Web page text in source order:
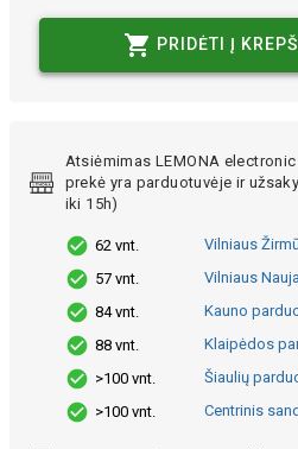
PRIDĖTI Į
Atsiėmimas LEMONA
prekė yra parduotuvėje ir
iki 15h)
62 vnt.
Vilniaus
57 vnt.
Vilniaus
84 vnt.
Kauno
88 vnt.
Klaipėdos
>100 vnt.
Šiaulių
>100 vnt.
Centrinis